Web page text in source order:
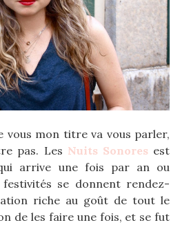
vous mon titre va vous parler,
pas. Les Nuits Sonores est
arrive une fois par an ou
se donnent rendez-
riche au goût de tout le
de les faire une fois, et se fut